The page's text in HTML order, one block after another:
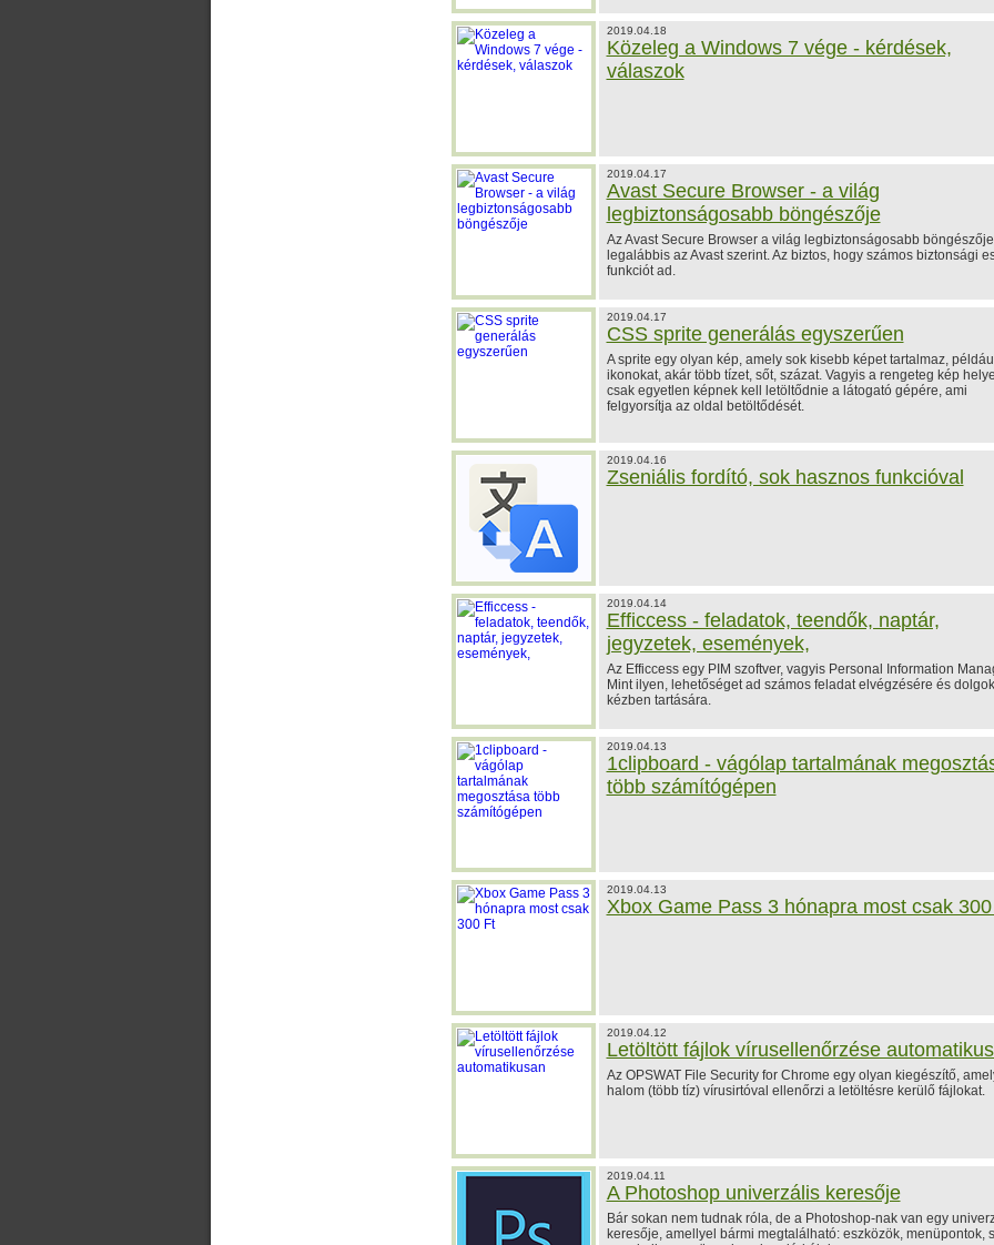
2019.04.18
Közeleg a Windows 7 vége - kérdések,
válaszok
2019.04.17
Avast Secure Browser - a világ
legbiztonságosabb böngészője
Az Avast Secure Browser a világ legbiztonságosabb
legalábbis az Avast szerint. Az biztos, hogy számos biztonsági
funkciót ad.
2019.04.17
CSS sprite generálás egyszerűen
A sprite egy olyan kép, amely sok kisebb képet tartalmaz, például
ikonokat, akár több tízet, sőt, százat. Vagyis a rengeteg kép
csak egyetlen képnek kell letöltődnie a látogató gépére, ami
felgyorsítja az oldal betöltődését.
2019.04.16
Zseniális fordító, sok hasznos funkcióval
2019.04.14
Efficcess - feladatok, teendők, naptár,
jegyzetek, események,
Az Efficcess egy PIM szoftver, vagyis Personal Information
Mint ilyen, lehetőséget ad számos feladat elvégzésére és dolgok
kézben tartására.
2019.04.13
1clipboard - vágólap tartalmának
több számítógépen
2019.04.13
Xbox Game Pass 3 hónapra most csak
2019.04.12
Letöltött fájlok vírusellenőrzése
Az OPSWAT File Security for Chrome egy olyan kiegészítő,
halom (több tíz) vírusirtóval ellenőrzi a letöltésre kerülő fájlokat.
2019.04.11
A Photoshop univerzális keresője
Bár sokan nem tudnak róla, de a Photoshop-nak van egy
keresője, amellyel bármi megtalálható: eszközök, menüpontok,